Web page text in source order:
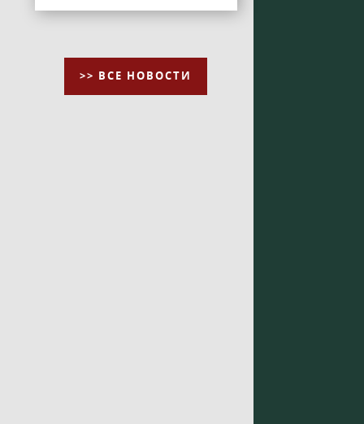
>> ВСЕ НОВОСТИ